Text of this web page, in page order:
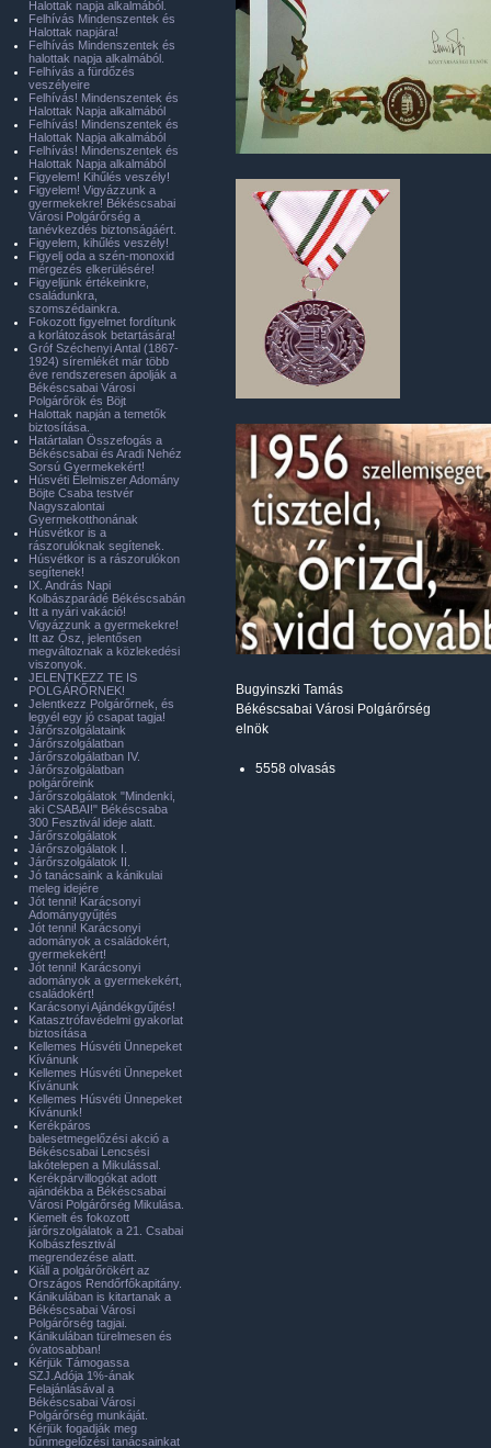
Bugyinszki Tamás
Békéscsabai Városi Polgárőrség
elnök
5558 olvasás
Halottak napja alkalmából.
Felhívás Mindenszentek és
Halottak napjára!
Felhívás Mindenszentek és
halottak napja alkalmából.
Felhívás a fürdőzés
veszélyeire
Felhívás! Mindenszentek és
Halottak Napja alkalmából
Felhívás! Mindenszentek és
Halottak Napja alkalmából
Felhívás! Mindenszentek és
Halottak Napja alkalmából
Figyelem! Kihűlés veszély!
Figyelem! Vigyázzunk a
gyermekekre! Békéscsabai
Városi Polgárőrség a
tanévkezdés biztonságáért.
Figyelem, kihűlés veszély!
Figyelj oda a szén-monoxid
mérgezés elkerülésére!
Figyeljünk értékeinkre,
családunkra,
szomszédainkra.
Fokozott figyelmet fordítunk
a korlátozások betartására!
Gróf Széchenyi Antal (1867-
1924) síremlékét már több
éve rendszeresen ápolják a
Békéscsabai Városi
Polgárőrök és Böjt
Halottak napján a temetők
biztosítása.
Határtalan Összefogás a
Békéscsabai és Aradi Nehéz
Sorsú Gyermekekért!
Húsvéti Élelmiszer Adomány
Böjte Csaba testvér
Nagyszalontai
Gyermekotthonának
Húsvétkor is a
rászorulóknak segítenek.
Húsvétkor is a rászorulókon
segítenek!
IX. András Napi
Kolbászparádé Békéscsabán
Itt a nyári vakáció!
Vigyázzunk a gyermekekre!
Itt az Ősz, jelentősen
megváltoznak a közlekedési
viszonyok.
JELENTKEZZ TE IS
POLGÁRŐRNEK!
Jelentkezz Polgárőrnek, és
legyél egy jó csapat tagja!
Járőrszolgálataink
Járőrszolgálatban
Járőrszolgálatban IV.
Járőrszolgálatban
polgárőreink
Járőrszolgálatok "Mindenki,
aki CSABAI!" Békéscsaba
300 Fesztivál ideje alatt.
Járőrszolgálatok
Járőrszolgálatok I.
Járőrszolgálatok II.
Jó tanácsaink a kánikulai
meleg idejére
Jót tenni! Karácsonyi
Adománygyűjtés
Jót tenni! Karácsonyi
adományok a családokért,
gyermekekért!
Jót tenni! Karácsonyi
adományok a gyermekekért,
családokért!
Karácsonyi Ajándékgyűjtés!
Katasztrófavédelmi gyakorlat
biztosítása
Kellemes Húsvéti Ünnepeket
Kívánunk
Kellemes Húsvéti Ünnepeket
Kívánunk
Kellemes Húsvéti Ünnepeket
Kívánunk!
Kerékpáros
balesetmegelőzési akció a
Békéscsabai Lencsési
lakótelepen a Mikulással.
Kerékpárvillogókat adott
ajándékba a Békéscsabai
Városi Polgárőrség Mikulása.
Kiemelt és fokozott
járőrszolgálatok a 21. Csabai
Kolbászfesztivál
megrendezése alatt.
Kiáll a polgárőrökért az
Országos Rendőrfőkapitány.
Kánikulában is kitartanak a
Békéscsabai Városi
Polgárőrség tagjai.
Kánikulában türelmesen és
óvatosabban!
Kérjük Támogassa
SZJ.Adója 1%-ának
Felajánlásával a
Békéscsabai Városi
Polgárőrség munkáját.
Kérjük fogadják meg
bűnmegelőzési tanácsainkat